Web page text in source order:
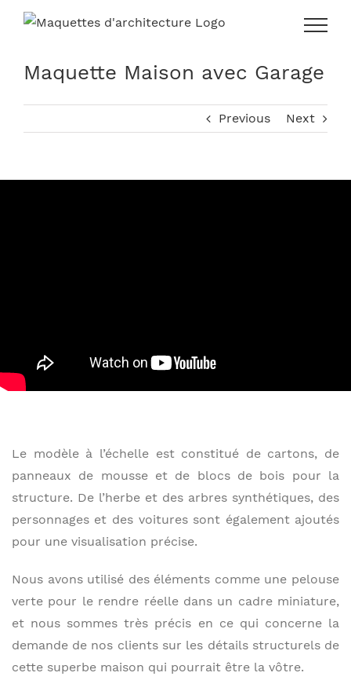
Skip
Maquette Maison avec Garage
Previous Next
Le modèle à l’échelle est constitué de cartons, de
panneaux de mousse et de blocs de bois pour la
structure. De l’herbe et des arbres synthétiques, des
personnages et des voitures sont également ajoutés
pour une visualisation précise.
Nous avons utilisé des éléments comme une pelouse
verte pour le rendre réelle dans un cadre miniature,
et nous sommes très précis en ce qui concerne la
demande de nos clients sur les détails structurels de
cette superbe maison qui pourrait être la vôtre.